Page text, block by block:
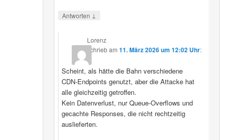
Antworten ↓
Lorenz
schriebam11. März 2026 um 12:02 Uhr:
Scheint, als hätte die Bahn verschiedene
CDN‑Endpoints genutzt, aber die Attacke hat
alle gleichzeitig getroffen.
Kein Datenverlust, nur Queue‑Overflows und
gecachte Responses, die nicht rechtzeitig
auslieferten.